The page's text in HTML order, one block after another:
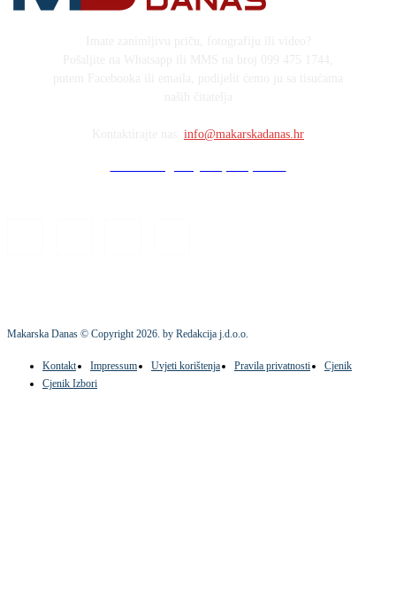
info@makarskadanas.hr
Makarska Danas © Copyright2026. by Redakcija j.d.o.o.
Kontakt Impressum Uvjeti korištenja Pravila privatnosti
Cjenik
Cjenik Izbori